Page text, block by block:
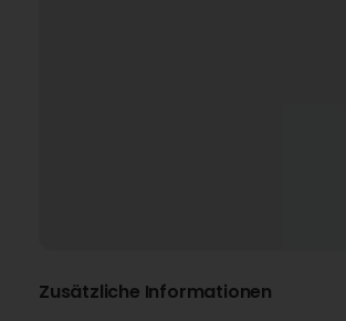
Zusätzliche Informationen